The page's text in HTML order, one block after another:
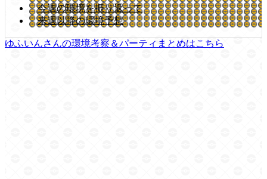
今週の環境を振り返って
来週以降の環境予想
ゆふいんさんの環境考察＆パーティまとめはこちら